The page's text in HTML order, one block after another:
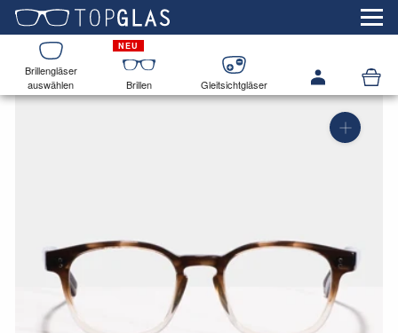
Brillengläser
auswählen
Brillen Gleitsichtgläser